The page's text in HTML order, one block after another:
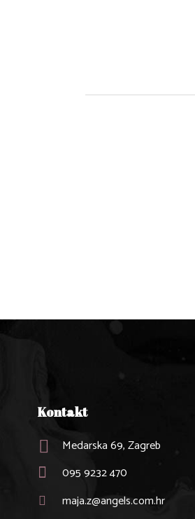
Kontakt
Medarska 69, Zagreb
095 9232 470
maja.z@angels.com.hr